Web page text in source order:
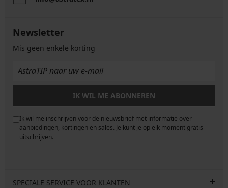
Newsletter
Mis geen enkele korting
IK WIL ME ABONNEREN
Ik wil me inschrijven voor de nieuwsbrief met informatie over
aanbiedingen, kortingen en sales. Je kunt je op elk moment gratis
uitschrijven.
SPECIALE SERVICE VOOR KLANTEN